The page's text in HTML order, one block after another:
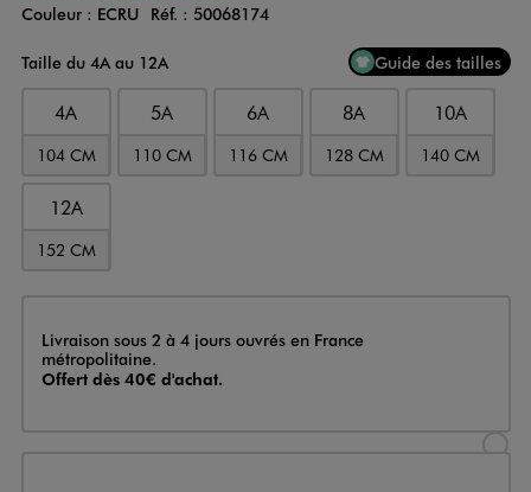
Couleur
Couleur : ECRU Réf. : 50068174
Taille du 4A au 12A
Guide des tailles
4A
104 CM
5A
110 CM
6A
116 CM
8A
128 CM
10A
140 CM
12A
152 CM
Livraison
Livraison sous 2 à 4 jours ouvrés en France
métropolitaine.
Offert dès 40€ d'achat.